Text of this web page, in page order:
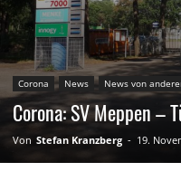
Corona News News von
Corona: SV Meppen –
Von Stefan Kranzberg - 19.